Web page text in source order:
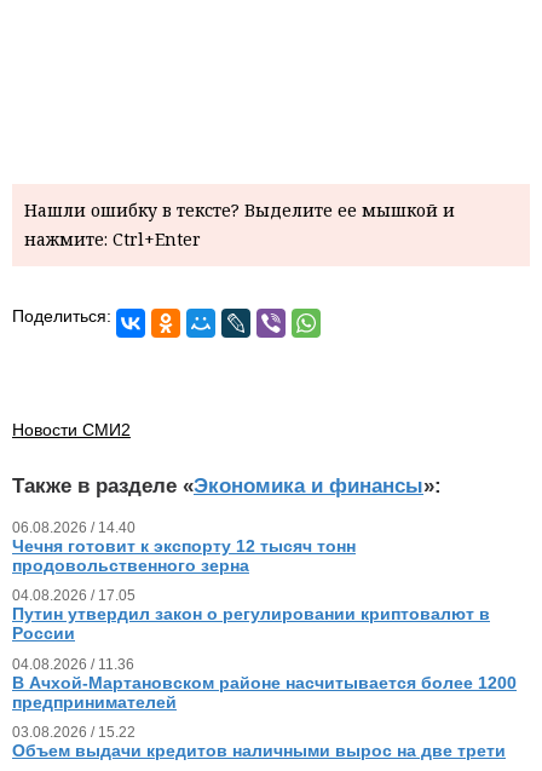
Нашли ошибку в тексте? Выделите ее мышкой и
нажмите: Ctrl+Enter
Поделиться:
Новости СМИ2
Также в разделе «Экономика и финансы»:
06.08.2026 / 14.40
Чечня готовит к экспорту 12 тысяч тонн
продовольственного зерна
04.08.2026 / 17.05
Путин утвердил закон о регулировании криптовалют в
России
04.08.2026 / 11.36
В Ачхой-Мартановском районе насчитывается более 1200
предпринимателей
03.08.2026 / 15.22
Объем выдачи кредитов наличными вырос на две трети